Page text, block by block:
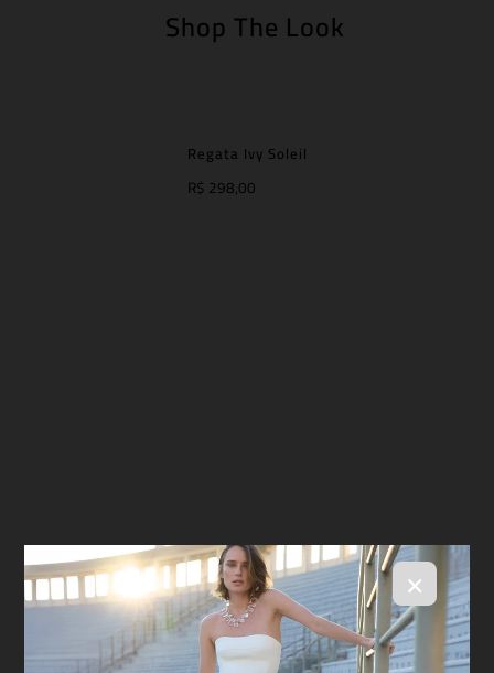
×
Shop The Look
Regata Ivy Soleil
R$ 298,00